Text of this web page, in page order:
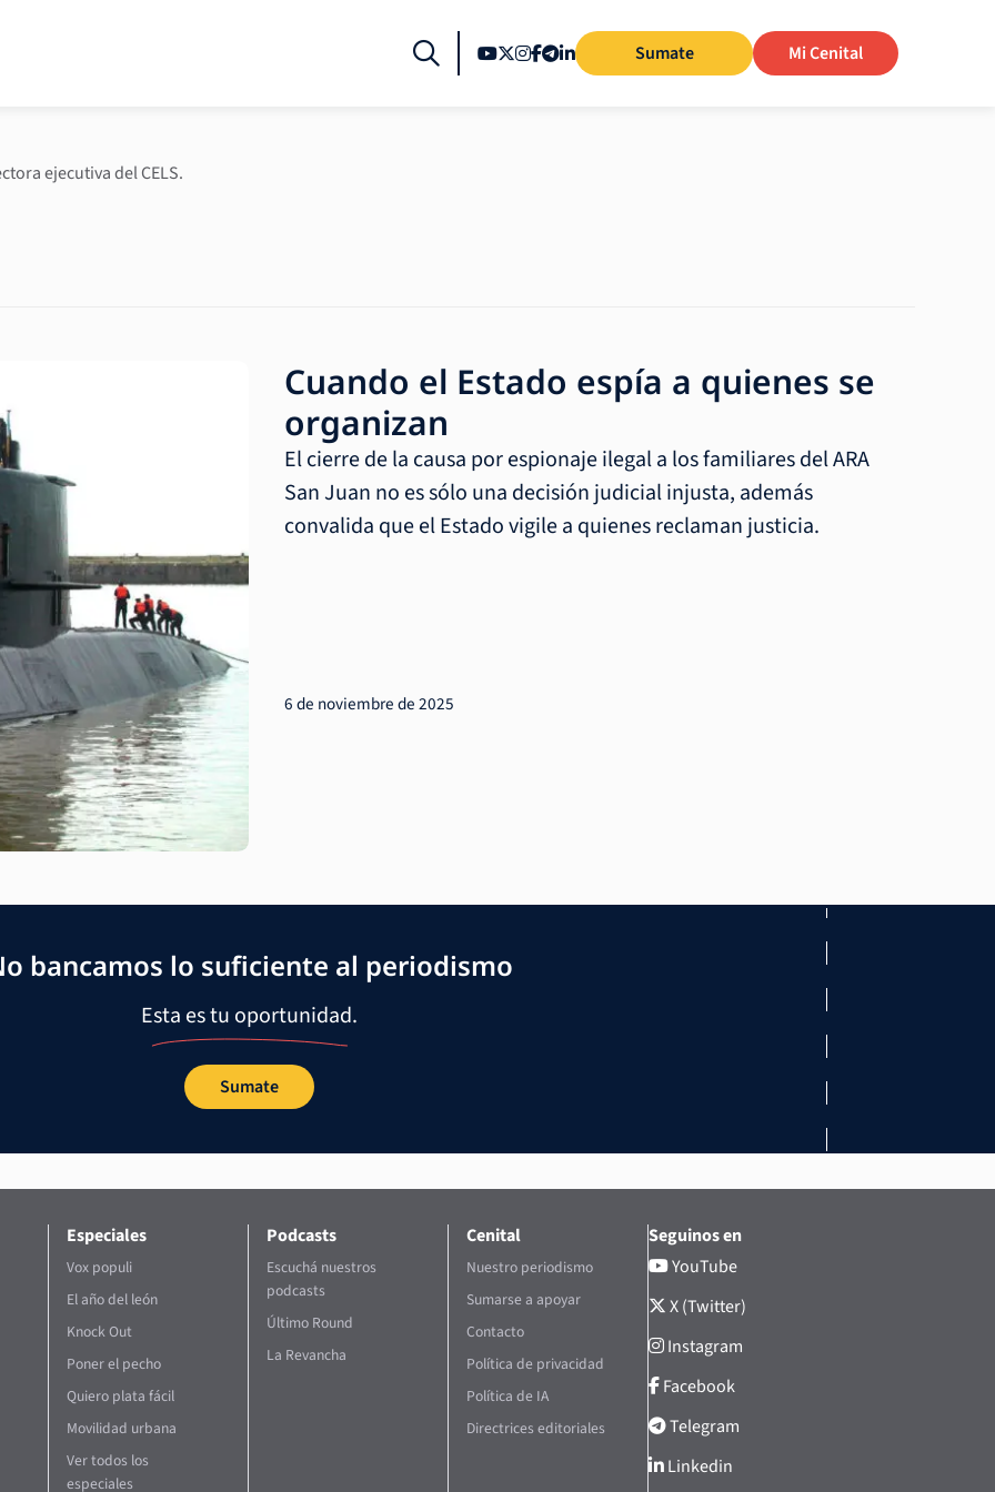
Sumate Mi Cenital
ejecutiva del CELS.
Cuando el Estado espía a quienes se
organizan
El cierre de la causa por espionaje ilegal a los familiares del ARA
San Juan no es sólo una decisión judicial injusta, además
convalida que el Estado vigile a quienes reclaman justicia.
6 de noviembre de 2025
bancamos lo suficiente al periodismo
Esta es tu oportunidad.
Sumate
Especiales
Vox populi
El año del león
Knock Out
Poner el pecho
Quiero plata fácil
Movilidad urbana
Ver todos los
especiales
Podcasts
Escuchá nuestros
podcasts
Último Round
La Revancha
Cenital
Nuestro periodismo
Sumarse a apoyar
Contacto
Política de privacidad
Política de IA
Directrices editoriales
Seguinos en
YouTube
X (Twitter)
Instagram
Facebook
Telegram
Linkedin